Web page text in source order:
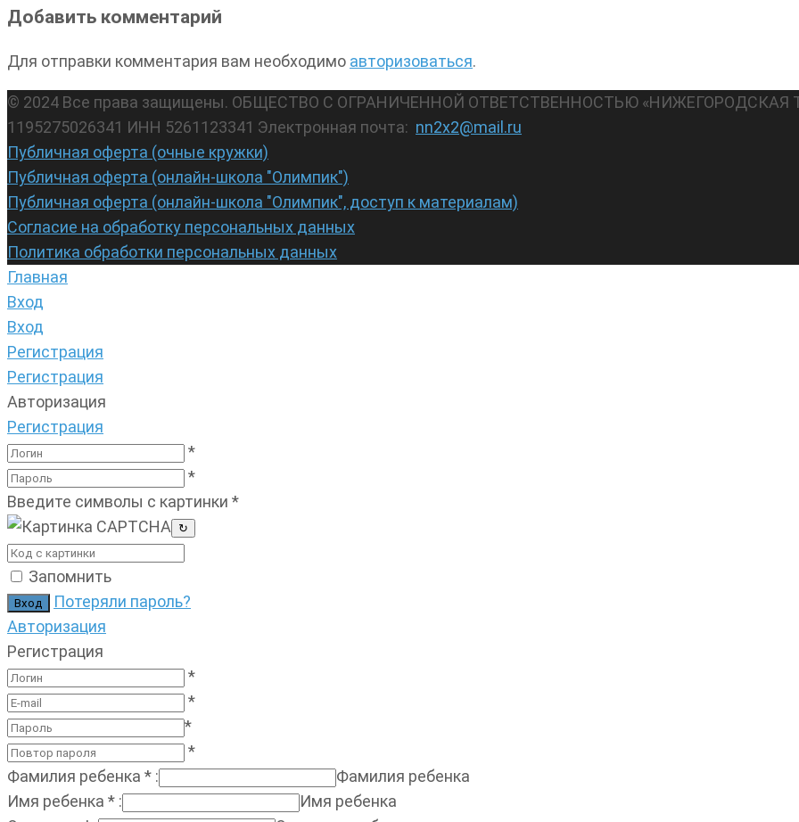
Добавить комментарий
Для отправки комментария вам необходимо авторизоваться.
© 2024 Все права защищены. ОБЩЕСТВО С ОГРАНИЧЕННОЙ ОТВЕТСТВЕННОСТЬЮ «НИЖЕГОРОДСКАЯ
1195275026341 ИНН 5261123341 Электронная почта: nn2x2@mail.ru
Публичная оферта (очные кружки)
Публичная оферта (онлайн-школа "Олимпик")
Публичная оферта (онлайн-школа "Олимпик", доступ к материалам)
Согласие на обработку персональных данных
Политика обработки персональных данных
Главная
Вход
Вход
Регистрация
Регистрация
Авторизация
Регистрация
*
*
Введите символы с картинки *
↻
Запомнить
Потеряли пароль?
Авторизация
Регистрация
*
*
*
*
Фамилия ребенка * :
Фамилия ребенка
Имя ребенка * :
Имя ребенка